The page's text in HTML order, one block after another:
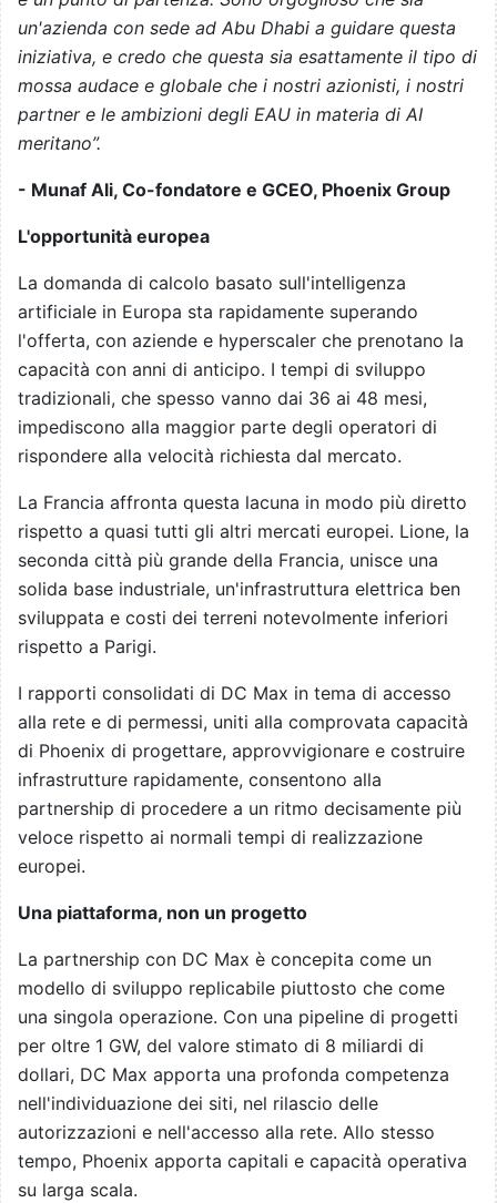
un'azienda con sede ad Abu Dhabi a guidare questa
iniziativa, e credo che questa sia esattamente il tipo di
mossa audace e globale che i nostri azionisti, i nostri
partner e le ambizioni degli EAU in materia di AI
meritano”.
- Munaf Ali, Co-fondatore e GCEO, Phoenix Group
L'opportunità europea
La domanda di calcolo basato sull'intelligenza
artificiale in Europa sta rapidamente superando
l'offerta, con aziende e hyperscaler che prenotano la
capacità con anni di anticipo. I tempi di sviluppo
tradizionali, che spesso vanno dai 36 ai 48 mesi,
impediscono alla maggior parte degli operatori di
rispondere alla velocità richiesta dal mercato.
La Francia affronta questa lacuna in modo più diretto
rispetto a quasi tutti gli altri mercati europei. Lione, la
seconda città più grande della Francia, unisce una
solida base industriale, un'infrastruttura elettrica ben
sviluppata e costi dei terreni notevolmente inferiori
rispetto a Parigi.
I rapporti consolidati di DC Max in tema di accesso
alla rete e di permessi, uniti alla comprovata capacità
di Phoenix di progettare, approvvigionare e costruire
infrastrutture rapidamente, consentono alla
partnership di procedere a un ritmo decisamente più
veloce rispetto ai normali tempi di realizzazione
europei.
Una piattaforma, non un progetto
La partnership con DC Max è concepita come un
modello di sviluppo replicabile piuttosto che come
una singola operazione. Con una pipeline di progetti
per oltre 1 GW, del valore stimato di 8 miliardi di
dollari, DC Max apporta una profonda competenza
nell'individuazione dei siti, nel rilascio delle
autorizzazioni e nell'accesso alla rete. Allo stesso
tempo, Phoenix apporta capitali e capacità operativa
su larga scala.